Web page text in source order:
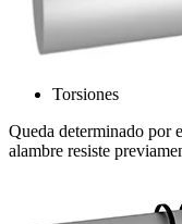
Torsiones
Queda determinado por
alambre resiste